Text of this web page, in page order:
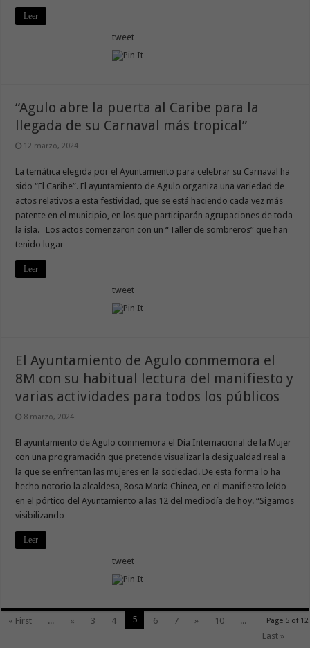
Leer
tweet
“Agulo abre la puerta al Caribe para la
llegada de su Carnaval más tropical”
12 marzo, 2024
La temática elegida por el Ayuntamiento para celebrar su Carnaval ha
sido “El Caribe”. El ayuntamiento de Agulo organiza una variedad de
actos relativos a esta festividad, que se está haciendo cada vez más
patente en el municipio, en los que participarán agrupaciones de toda
la isla. Los actos comenzaron con un “Taller de sombreros” que han
tenido lugar …
Leer
tweet
El Ayuntamiento de Agulo conmemora el
8M con su habitual lectura del manifiesto y
varias actividades para todos los públicos
8 marzo, 2024
El ayuntamiento de Agulo conmemora el Día Internacional de la Mujer
con una programación que pretende visualizar la desigualdad real a
la que se enfrentan las mujeres en la sociedad. De esta forma lo ha
hecho notorio la alcaldesa, Rosa María Chinea, en el manifiesto leído
en el pórtico del Ayuntamiento a las 12 del mediodía de hoy. “Sigamos
visibilizando …
Leer
tweet
Page 5 of 12
« First ... « 3 4 5 6 7 » 10
...
Last »